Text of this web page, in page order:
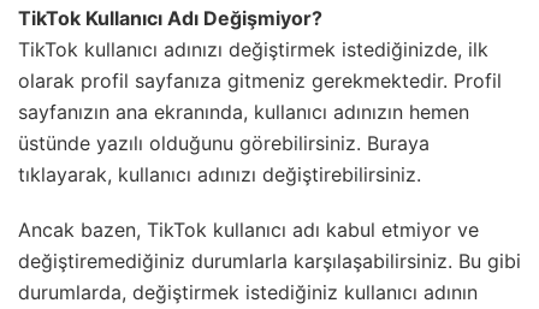
TikTok Kullanıcı Adı Değişmiyor?
TikTok kullanıcı adınızı değiştirmek istediğinizde, ilk
olarak profil sayfanıza gitmeniz gerekmektedir. Profil
sayfanızın ana ekranında, kullanıcı adınızın hemen
üstünde yazılı olduğunu görebilirsiniz. Buraya
tıklayarak, kullanıcı adınızı değiştirebilirsiniz.
Ancak bazen, TikTok kullanıcı adı kabul etmiyor ve
değiştiremediğiniz durumlarla karşılaşabilirsiniz. Bu gibi
durumlarda, değiştirmek istediğiniz kullanıcı adının